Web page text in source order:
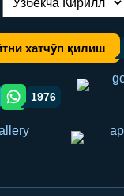
Тилни алмаштириш:
хатчўп қилиш
orqali ulashish
WhatsApp orqali ulashish
1976